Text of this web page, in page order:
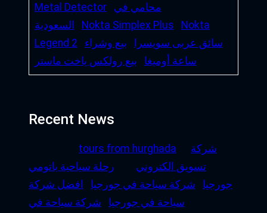
Metal Detector
محامي في
السعودية
Nokta Simplex Plus
Nokta
Legend 2
سائق عربى سويسرا
بيع وشراء
ساعة أوميغا
بيع رولكس ياخت ماستر
Recent News
tours from hurghada
شركة
تسويق الكتروني
رحلة سياحية باتومي
جورجيا
شركة سياحة في جورجيا
افضل شركة
سياحة في جورجيا
شركة سياحة في